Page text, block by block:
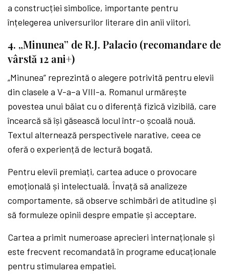
a construcției simbolice, importante pentru
înțelegerea universurilor literare din anii viitori.
4. „Minunea” de R.J. Palacio (recomandare de
vârstă 12 ani+)
„Minunea” reprezintă o alegere potrivită pentru elevii
din clasele a V-a–a VIII-a. Romanul urmărește
povestea unui băiat cu o diferență fizică vizibilă, care
încearcă să își găsească locul într-o școală nouă.
Textul alternează perspectivele narative, ceea ce
oferă o experiență de lectură bogată.
Pentru elevii premiați, cartea aduce o provocare
emoțională și intelectuală. Învață să analizeze
comportamente, să observe schimbări de atitudine și
să formuleze opinii despre empatie și acceptare.
Cartea a primit numeroase aprecieri internaționale și
este frecvent recomandată în programe educaționale
pentru stimularea empatiei.